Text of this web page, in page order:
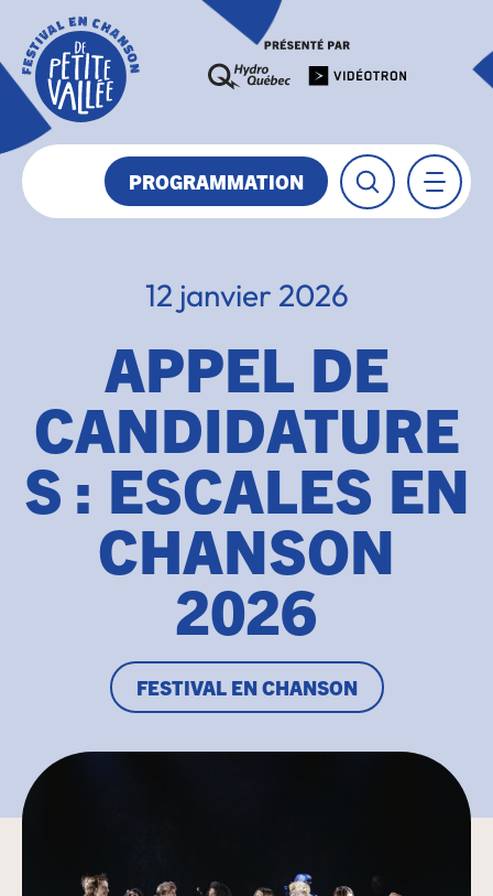
PROGRAMMATION
12 janvier 2026
APPEL DE
CANDIDATURE
S : ESCALES EN
CHANSON
2026
FESTIVAL EN CHANSON